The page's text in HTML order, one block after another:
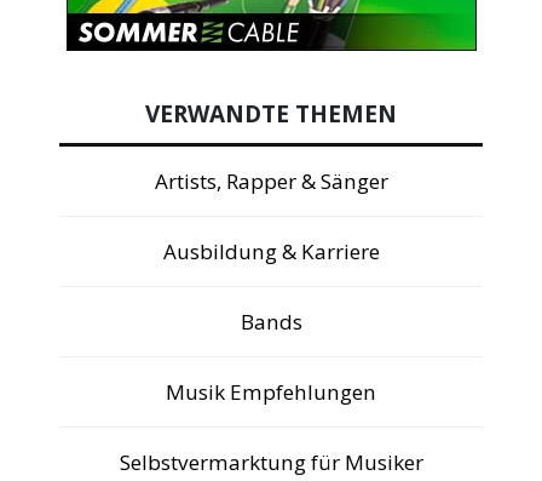
VERWANDTE THEMEN
Artists, Rapper & Sänger
Ausbildung & Karriere
Bands
Musik Empfehlungen
Selbstvermarktung für Musiker